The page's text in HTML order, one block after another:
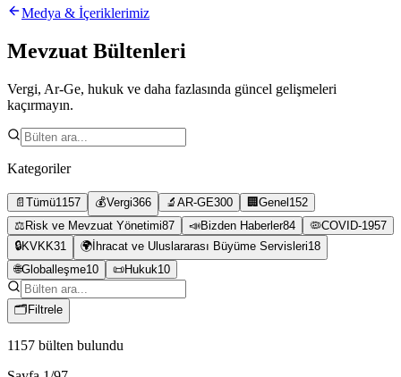
Medya & İçeriklerimiz
Mevzuat Bültenleri
Vergi, Ar-Ge, hukuk ve daha fazlasında güncel gelişmeleri
kaçırmayın.
Kategoriler
📄 Tümü1157 💰Vergi366 🔬 AR-GE300 🏢 Genel 152
⚖️ Risk ve Mevzuat Yönetimi87 📣Bizden Haberler84 🦠COVID-1957
🔒KVKK31 🌍 İhracat ve Uluslararası Büyüme Servisleri18
🌐Globalleşme10 📜Hukuk10
🗂 Filtrele
1157 bülten bulundu